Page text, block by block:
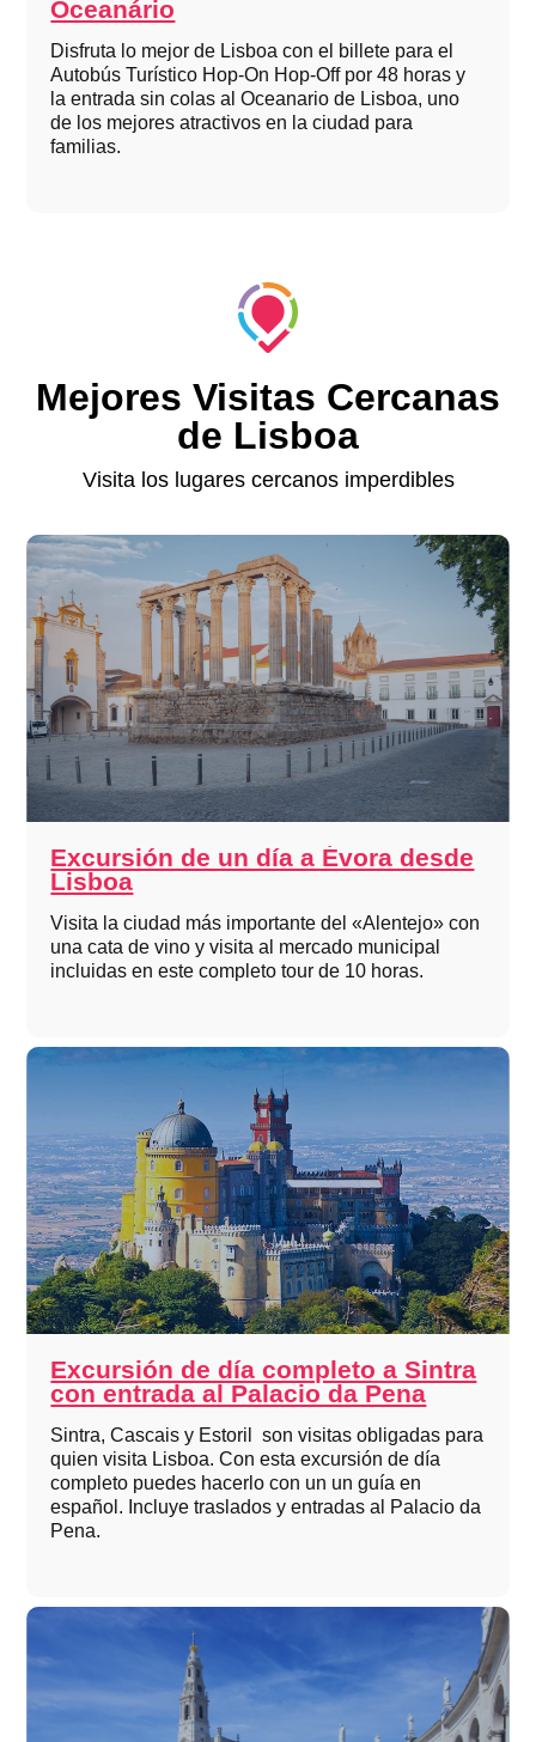
Oceanário
Disfruta lo mejor de Lisboa con el billete para el
Autobús Turístico Hop-On Hop-Off por 48 horas y
la entrada sin colas al Oceanario de Lisboa, uno
de los mejores atractivos en la ciudad para
familias.
Mejores Visitas Cercanas
de Lisboa
Visita los lugares cercanos imperdibles
Excursión de un día a Évora desde
Lisboa
Visita la ciudad más importante del «Alentejo» con
una cata de vino y visita al mercado municipal
incluidas en este completo tour de 10 horas.
Excursión de día completo a Sintra
con entrada al Palacio da Pena
Sintra, Cascais y Estoril son visitas obligadas para
quien visita Lisboa. Con esta excursión de día
completo puedes hacerlo con un un guía en
español. Incluye traslados y entradas al Palacio da
Pena.